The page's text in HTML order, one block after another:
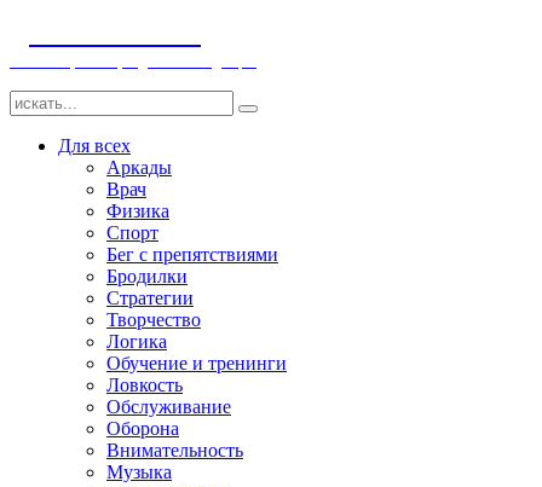
Для всех
Аркады
Врач
Физика
Спорт
Бег с препятствиями
Бродилки
Стратегии
Творчество
Логика
Обучение и тренинги
Ловкость
Обслуживание
Оборона
Внимательность
Музыка